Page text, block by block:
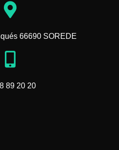
66690 SOREDE
89 20 20